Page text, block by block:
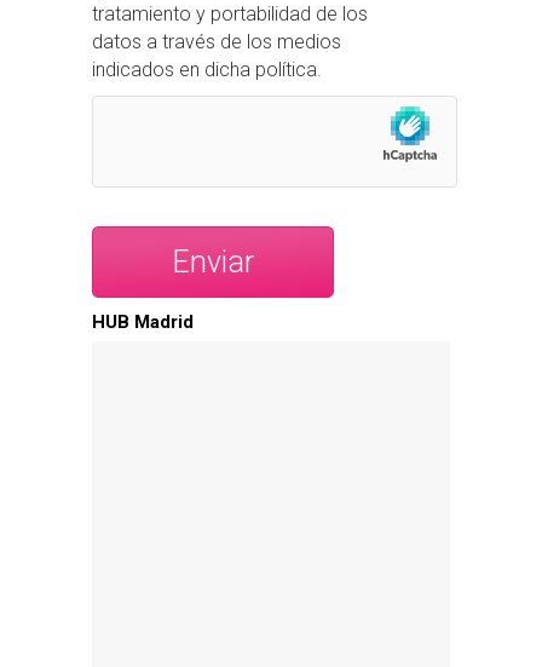
tratamiento y portabilidad de los
datos a través de los medios
indicados en dicha política.
HUB Madrid